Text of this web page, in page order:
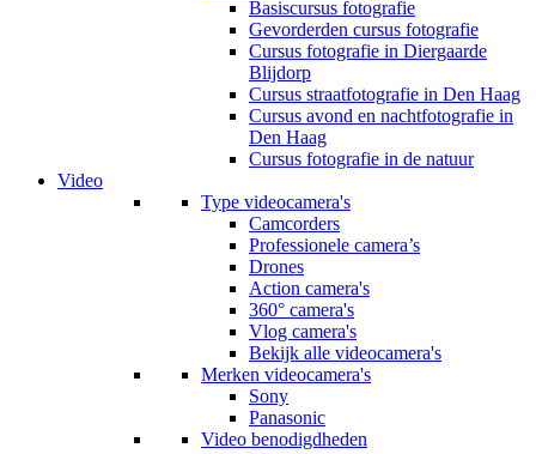
Basiscursus fotografie
Gevorderden cursus fotografie
Cursus fotografie in Diergaarde
Blijdorp
Cursus straatfotografie in Den Haag
Cursus avond en nachtfotografie in
Den Haag
Cursus fotografie in de natuur
Video
Type videocamera's
Camcorders
Professionele camera’s
Drones
Action camera's
360° camera's
Vlog camera's
Bekijk alle videocamera's
Merken videocamera's
Sony
Panasonic
Video benodigdheden